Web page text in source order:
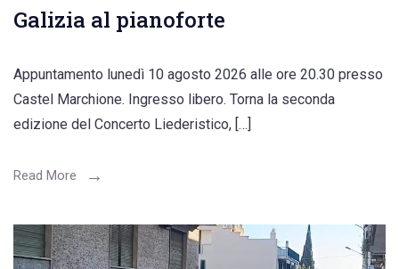
Galizia al pianoforte
Appuntamento lunedì 10 agosto 2026 alle ore 20.30 presso
Castel Marchione. Ingresso libero. Torna la seconda
edizione del Concerto Liederistico, […]
Read More